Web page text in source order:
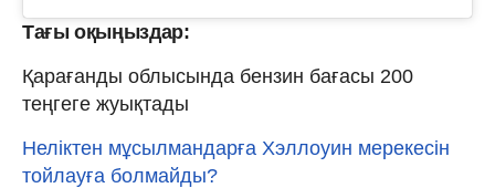
Тағы оқыңыздар:
Қарағанды облысында бензин бағасы 200
теңгеге жуықтады
Неліктен мұсылмандарға Хэллоуин мерекесін
тойлауға болмайды?